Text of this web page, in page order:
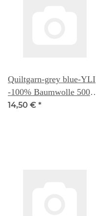
Quiltgarn-grey blue-YLI
-100% Baumwolle 500
Yd. (ca 457m) -
14,50 € *